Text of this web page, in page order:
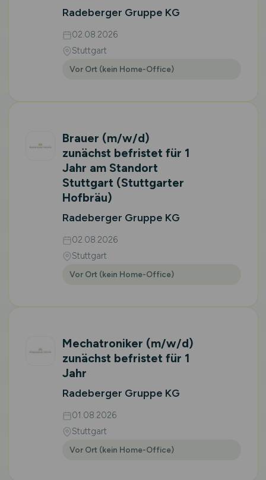
Radeberger Gruppe KG
02.08.2026
Stuttgart
Vor Ort (kein Home-Office)
Brauer (m/w/d)
zunächst befristet für 1
Jahr am Standort
Stuttgart (Stuttgarter
Hofbräu)
Radeberger Gruppe KG
02.08.2026
Stuttgart
Vor Ort (kein Home-Office)
Mechatroniker (m/w/d)
zunächst befristet für 1
Jahr
Radeberger Gruppe KG
01.08.2026
Stuttgart
Vor Ort (kein Home-Office)